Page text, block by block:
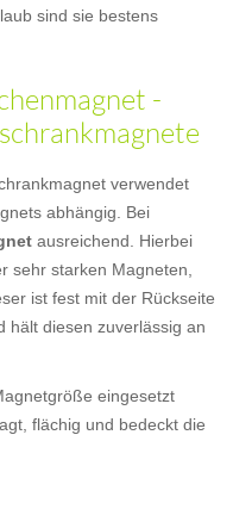
sind sie bestens
-
verwendet
abhängig. Bei
ausreichend. Hierbei
sehr starken Magneten,
ist fest mit der Rückseite
hält diesen zuverlässig an
eingesetzt
flächig und bedeckt die